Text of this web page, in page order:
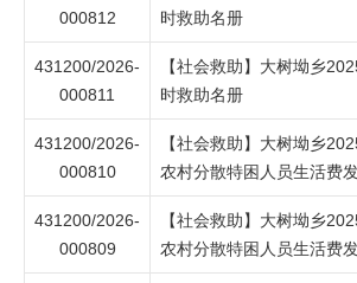
000812
时救助名册
431200/2026-
000811
【社会救助】大树坳乡
时救助名册
431200/2026-
000810
【社会救助】大树坳乡
农村分散特困人员生活费
431200/2026-
000809
【社会救助】大树坳乡
农村分散特困人员生活费